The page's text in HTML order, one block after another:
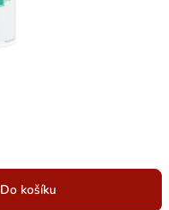
Do košíku